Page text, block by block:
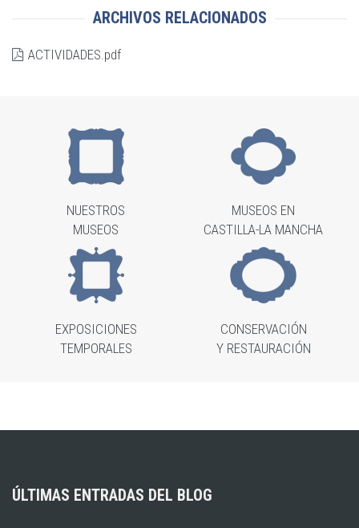
ARCHIVOS RELACIONADOS
ACTIVIDADES.pdf
NUESTROS
MUSEOS
MUSEOS EN
CASTILLA-LA MANCHA
EXPOSICIONES
TEMPORALES
CONSERVACIÓN
Y RESTAURACIÓN
ÚLTIMAS ENTRADAS DEL BLOG